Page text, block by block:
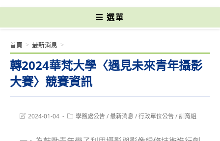
選單
轉2024華梵大學〈遇見未來青年攝影
大賽〉競賽資訊
首頁 > 最新消息 >
Post2024-01-04
Post學務處公告/最新消息 /行政單位公告/訓育組